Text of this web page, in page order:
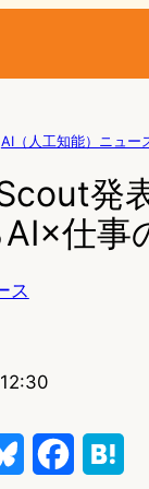
AI（人工知能）ニュー
発
AI×仕事
ス